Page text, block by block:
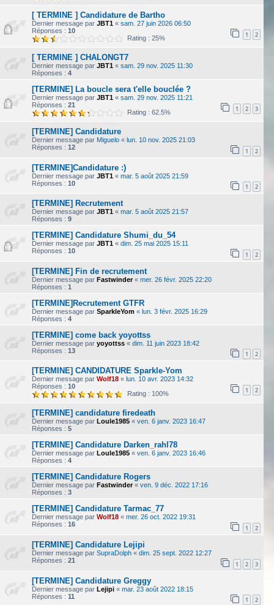
[ TERMINE ] Candidature de Bartho
Dernier message par JBT1 « sam. 27 juin 2026 06:50
Réponses : 10 1 2
Rating : 25%
[ TERMINE ] CHALONGT7
Dernier message par JBT1 « sam. 29 nov. 2025 11:30
Réponses : 4
[TERMINE] La boucle sera t'elle bouclée ?
Dernier message par JBT1 « sam. 29 nov. 2025 11:21
Réponses : 21 1 2 3
Rating : 62.5%
[TERMINE] Candidature
Dernier message par Miguelo « lun. 10 nov. 2025 21:03
Réponses : 12 1 2
[TERMINE]Candidature :)
Dernier message par JBT1 « mar. 5 août 2025 21:59
Réponses : 10 1 2
[TERMINE] Recrutement
Dernier message par JBT1 « mar. 5 août 2025 21:57
Réponses : 9
[TERMINE] Candidature Shumi_du_54
Dernier message par JBT1 « dim. 25 mai 2025 15:11
Réponses : 10 1 2
[TERMINE] Fin de recrutement
Dernier message par Fastwinder« mer. 26 févr. 2025 22:20
Réponses : 1
[TERMINE]Recrutement GTFR
Dernier message par SparkleYom « lun. 3 févr. 2025 16:29
Réponses : 4
[TERMINE] come back yoyottss
Dernier message par yoyottss « dim. 11 juin 2023 18:42
Réponses : 13 1 2
[TERMINE] CANDIDATURE Sparkle-Yom
Dernier message par Wolf18 « lun. 10 avr. 2023 14:32
Réponses : 10 1 2
Rating : 100%
[TERMINE] candidature firedeath
Dernier message par Loule1985 « ven. 6 janv. 2023 16:47
Réponses : 5
[TERMINE] Candidature Darken_rahl78
Dernier message par Loule1985 « ven. 6 janv. 2023 16:46
Réponses : 4
[TERMINE] Candidature Rogers
Dernier message par Fastwinder« ven. 9 déc. 2022 17:16
Réponses : 3
[TERMINE] Candidature Tarmac_77
Dernier message par Wolf18 « mer. 26 oct. 2022 19:31
Réponses : 16 1 2
[TERMINE] Candidature Lejipi
Dernier message par SupraDolph « dim. 25 sept. 2022 12:27
Réponses : 21 1 2 3
[TERMINE] Candidature Greggy
Dernier message par Lejipi « mar. 23 août 2022 18:15
Réponses : 11 1 2